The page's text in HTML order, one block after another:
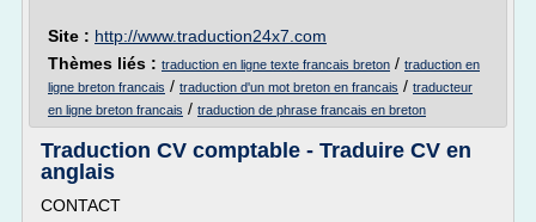
Site : http://www.traduction24x7.com
Thèmes liés : traduction en ligne texte francais breton / traduction en
ligne breton francais / traduction d'un mot breton en francais / traducteur
en ligne breton francais / traduction de phrase francais en breton
Traduction CV comptable - Traduire CV en
anglais
CONTACT